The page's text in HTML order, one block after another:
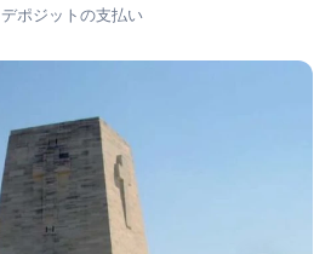
デポジットの支払い